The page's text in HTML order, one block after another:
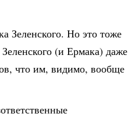
Зеленского. Но это тоже
(и Ермака) даже
что им, видимо, вообще